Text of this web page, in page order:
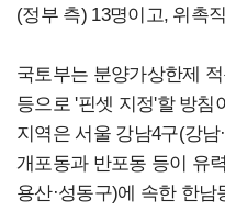
(정부 측) 13명이고, 위촉
국토부는 분양가상한제
등으로 '핀셋 지정'할 방침
지역은 서울 강남4구(강남
개포동과 반포동 등이 유
용산·성동구)에 속한 한